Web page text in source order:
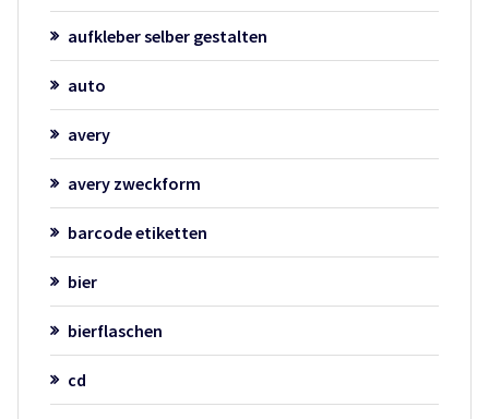
aufkleber selber gestalten
auto
avery
avery zweckform
barcode etiketten
bier
bierflaschen
cd